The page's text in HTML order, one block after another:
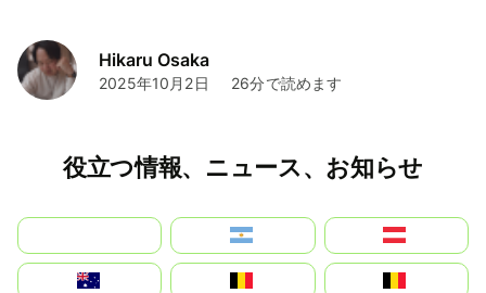
Hikaru Osaka
2025年10月2日 26分で読めます
役立つ情報、ニュース、お知らせ
بالعربية
Argentina
Österreich
Australia
België
Belgique